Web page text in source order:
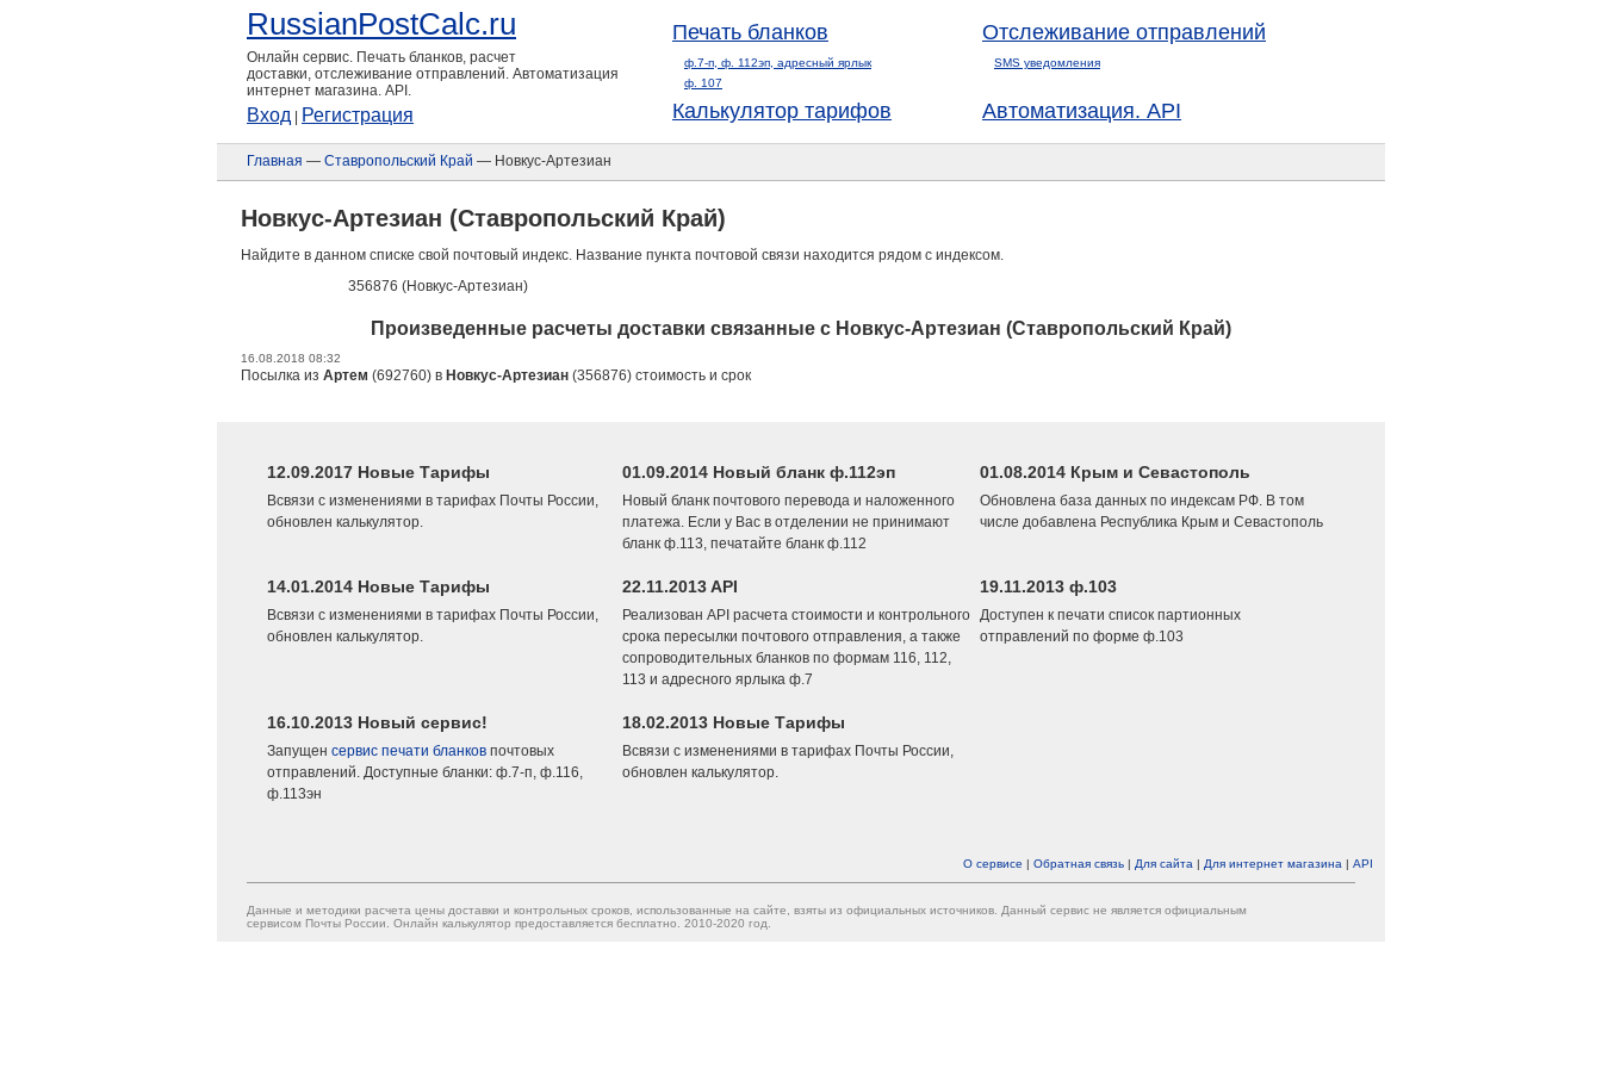
RussianPostCalc.ru
Онлайн сервис. Печать бланков, расчет
доставки, отслеживание отправлений. Автоматизация
интернет магазина. API.
Вход Регистрация
Печать бланков
ф.7-п, ф. 112эп, адресный ярлык
ф. 107
Отслеживание отправлений
SMS уведомления
Калькулятор тарифов Автоматизация. API
Главная — Ставропольский Край — Новкус-Артезиан
Новкус-Артезиан (Ставропольский Край)
Найдите в данном списке свой почтовый индекс. Название пункта почтовой связи находится рядом с индексом.
356876 (Новкус-Артезиан)
Произведенные расчеты доставки связанные с Новкус-Артезиан (Ставропольский Край)
16.08.2018 08:32
Посылка из Артем (692760) в Новкус-Артезиан (356876) стоимость и срок
12.09.2017 Новые Тарифы
Всвязи с изменениями в тарифах Почты России,
обновлен калькулятор.
01.09.2014 Новый бланк ф.112эп
Новый бланк почтового перевода и наложенного
платежа. Если у Вас в отделении не принимают
бланк ф.113, печатайте бланк ф.112
01.08.2014 Крым и Севастополь
Обновлена база данных по индексам РФ. В том
числе добавлена Республика Крым и Севастополь
14.01.2014 Новые Тарифы
Всвязи с изменениями в тарифах Почты России,
обновлен калькулятор.
22.11.2013 API
Реализован API расчета стоимости и контрольного
срока пересылки почтового отправления, а также
сопроводительных бланков по формам 116, 112,
113 и адресного ярлыка ф.7
19.11.2013 ф.103
Доступен к печати список партионных
отправлений по форме ф.103
16.10.2013 Новый сервис!
Запущен сервис печати бланков почтовых
отправлений. Доступные бланки: ф.7-п, ф.116,
ф.113эн
18.02.2013 Новые Тарифы
Всвязи с изменениями в тарифах Почты России,
обновлен калькулятор.
О сервисе | Обратная связь | Для сайта | Для интернет магазина | API
Данные и методики расчета цены доставки и контрольных сроков, использованные на сайте, взяты из официальных источников. Данный сервис не является официальным
сервисом Почты России. Онлайн калькулятор предоставляется бесплатно. 2010-2020 год.